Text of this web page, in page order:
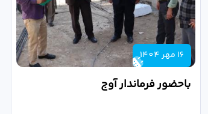
16 مهر 1404
باحضور فرماندار آوج